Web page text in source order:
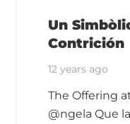
Un
Contrición
12 years ago
The Offering
@ngela Que